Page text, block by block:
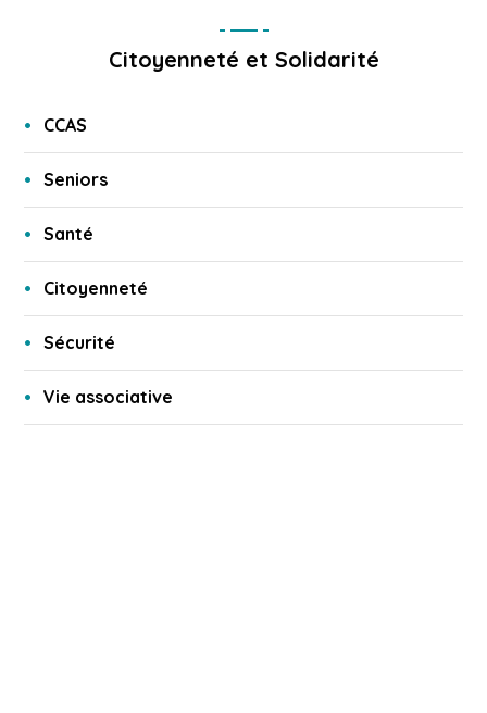
Citoyenneté et Solidarité
CCAS
Seniors
Santé
Citoyenneté
Sécurité
Vie associative